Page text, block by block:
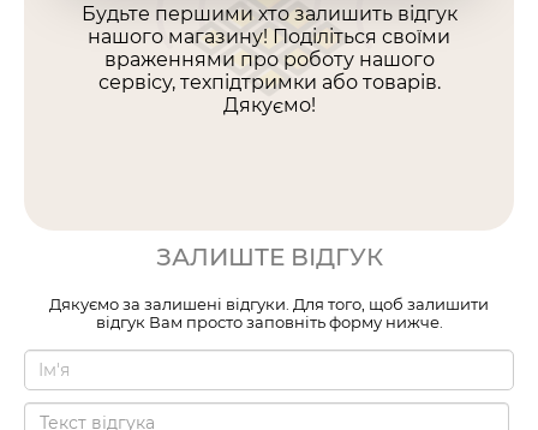
Будьте першими хто залишить відгук
нашого магазину! Поділіться своїми
враженнями про роботу нашого
сервісу, техпідтримки або товарів.
Дякуємо!
ЗАЛИШТЕ ВІДГУК
Дякуємо за залишені відгуки. Для того, щоб залишити
відгук Вам просто заповніть форму нижче.